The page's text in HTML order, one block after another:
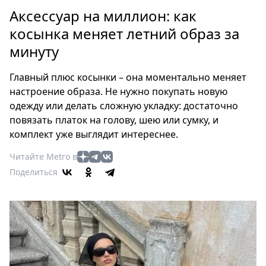
Россия
Мир
Здоровье
Туризм
Мода
Театр
Кино
Афиша
Книги
Пресс-
релизы
О
Metro
Аксессуар на миллион: как
косынка меняет летний образ за
минуту
Главный плюс косынки – она моментально меняет
настроение образа. Не нужно покупать новую
одежду или делать сложную укладку: достаточно
повязать платок на голову, шею или сумку, и
комплект уже выглядит интереснее.
Читайте Metro в
Поделиться